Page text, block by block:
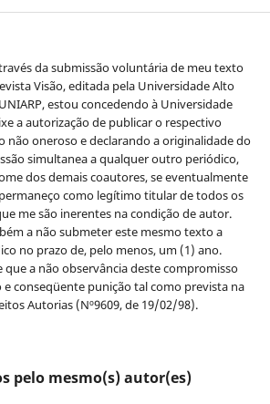
da submissão voluntária de meu texto
Visão, editada pela Universidade Alto
estou concedendo à Universidade
a autorização de publicar o respectivo
não oneroso e declarando a originalidade do
simultanea a qualquer outro periódico,
dos demais coautores, se eventualmente
como legítimo titular de todos os
me são inerentes na condição de autor.
a não submeter este mesmo texto a
no prazo de, pelo menos, um (1) ano.
que a não observância deste compromisso
e conseqüente punição tal como prevista na
Autorias (Nº9609, de 19/02/98).
pelo mesmo(s) autor(es)